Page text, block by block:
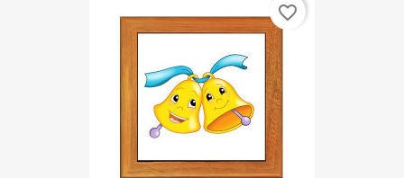
favorite_border